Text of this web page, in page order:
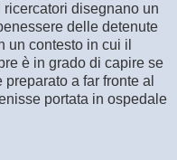
disegnano un
delle detenute
un contesto in cui il
è in grado di capire se
a far fronte al
portata in ospedale